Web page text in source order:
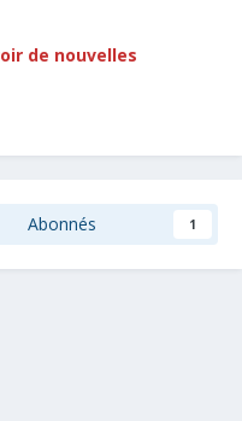
de nouvelles
Abonnés 1